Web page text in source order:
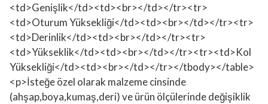
<td>Genişlik</td><td><br></td></tr><tr>
<td>Oturum Yüksekliği</td><td><br></td></tr><tr>
<td>Derinlik</td><td><br></td></tr><tr>
<td>Yükseklik</td><td><br></td></tr><tr><td>Kol
Yüksekliği</td><td><br></td></tr></tbody></table>
<p>İsteğe özel olarak malzeme cinsinde
(ahşap,boya,kumaş,deri) ve ürün ölçülerinde değişiklik